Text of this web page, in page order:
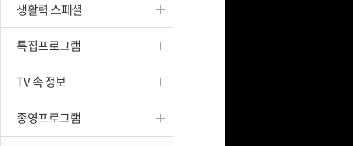
생활력 스페셜
특집프로그램
TV 속 정보
종영프로그램